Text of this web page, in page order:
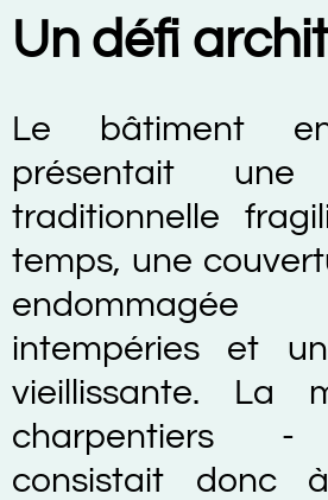
Un défi
Le bâtiment
présentait une
traditionnelle
temps, une
intempéries et
vieillissante. La
charpentiers -
consistait donc